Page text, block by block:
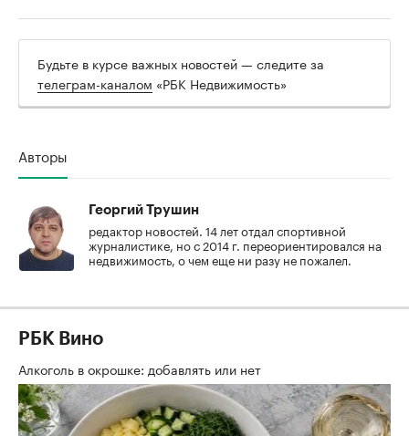
Будьте в курсе важных новостей — следите за
телеграм-каналом «РБК Недвижимость»
Авторы
Георгий Трушин
редактор новостей. 14 лет отдал спортивной
журналистике, но с 2014 г. переориентировался на
недвижимость, о чем еще ни разу не пожалел.
РБК Вино
Алкоголь в окрошке: добавлять или нет